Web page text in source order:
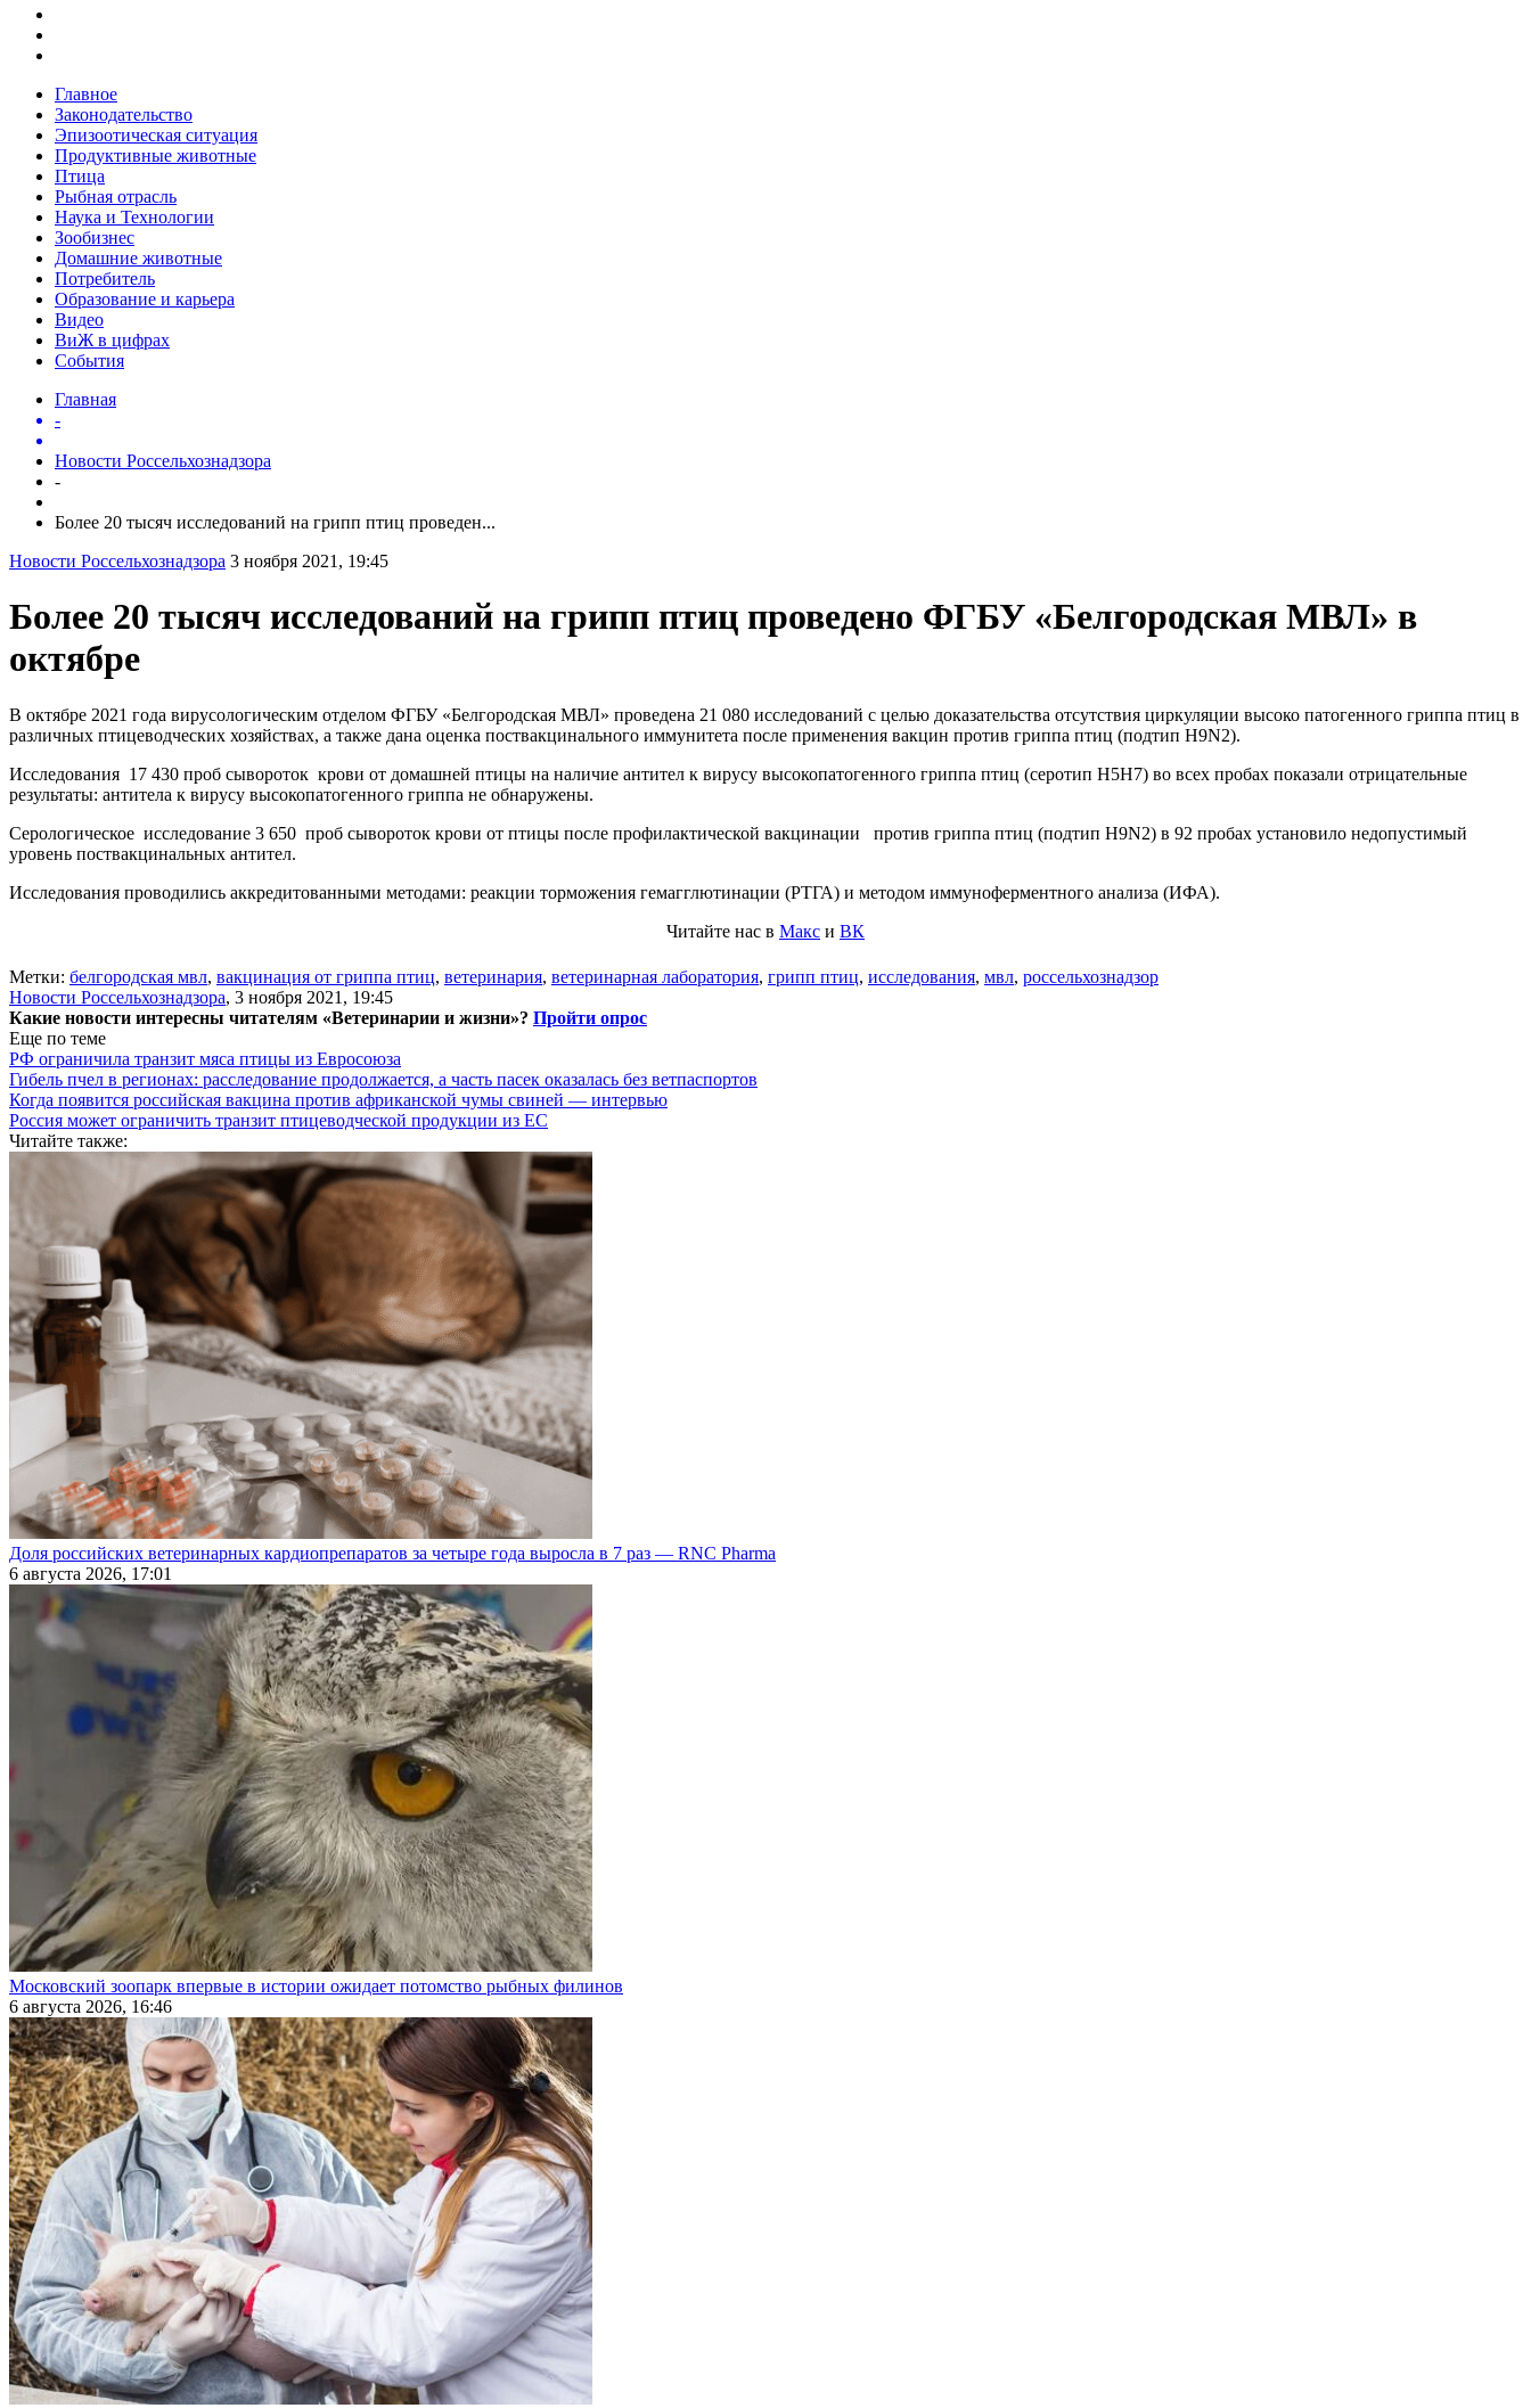
Главное
Законодательство
Эпизоотическая ситуация
Продуктивные животные
Птица
Рыбная отрасль
Наука и Технологии
Зообизнес
Домашние животные
Потребитель
Образование и карьера
Видео
ВиЖ в цифрах
События
Главная
-
Новости Россельхознадзора
-
Более 20 тысяч исследований на грипп птиц проведен...
Новости Россельхознадзора 3 ноября 2021, 19:45
Более 20 тысяч исследований на грипп птиц проведено ФГБУ «Белгородская МВЛ» в
октябре
В октябре 2021 года вирусологическим отделом ФГБУ «Белгородская МВЛ» проведена 21 080 исследований с целью доказательства отсутствия циркуляции высоко патогенного гриппа птиц в
различных птицеводческих хозяйствах, а также дана оценка поствакцинального иммунитета после применения вакцин против гриппа птиц (подтип Н9N2).
Исследования 17 430 проб сывороток крови от домашней птицы на наличие антител к вирусу высокопатогенного гриппа птиц (серотип Н5Н7) во всех пробах показали отрицательные
результаты: антитела к вирусу высокопатогенного гриппа не обнаружены.
Серологическое исследование 3 650 проб сывороток крови от птицы после профилактической вакцинации против гриппа птиц (подтип Н9N2) в 92 пробах установило недопустимый
уровень поствакцинальных антител.
Исследования проводились аккредитованными методами: реакции торможения гемагглютинации (РТГА) и методом иммуноферментного анализа (ИФА).
Читайте нас в Макс и ВК
Метки: белгородская мвл, вакцинация от гриппа птиц, ветеринария, ветеринарная лаборатория, грипп птиц, исследования, мвл, россельхознадзор
Новости Россельхознадзора, 3 ноября 2021, 19:45
Какие новости интересны читателям «Ветеринарии и жизни»? Пройти опрос
Еще по теме
РФ ограничила транзит мяса птицы из Евросоюза
Гибель пчел в регионах: расследование продолжается, а часть пасек оказалась без ветпаспортов
Когда появится российская вакцина против африканской чумы свиней — интервью
Россия может ограничить транзит птицеводческой продукции из ЕС
Читайте также:
Доля российских ветеринарных кардиопрепаратов за четыре года выросла в 7 раз — RNC Pharma
6 августа 2026, 17:01
Московский зоопарк впервые в истории ожидает потомство рыбных филинов
6 августа 2026, 16:46